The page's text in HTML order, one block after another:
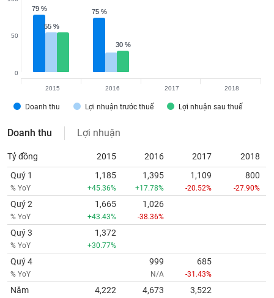
79 %
79 % 75 %
75 %
55 %
55 %
30 %
30 %
Doanh thu Lợi nhuận trước thuế Lợi nhuận sau thuế
0
50
2015 2016 2017 2018
Doanh thu Lợi nhuận
Tỷ đồng 2015 2016 2017
2018
Quý 1
% YoY
1,185
+45.36%
1,395
+17.78%
1,109
-20.52%
800
-27.90%
Quý 2
% YoY
1,665
+43.43%
1,026
-38.36%
Quý 3
% YoY
1,372
+30.77%
Quý 4
% YoY
999
N/A
685
-31.43%
Năm 4,222 4,673 3,522